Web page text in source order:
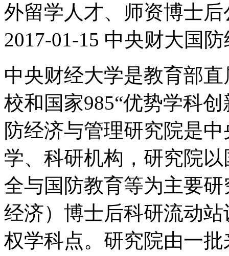
外留学人才、师资博士后
2017-01-15 中央财大国
中央财经大学是教育部
校和国家985“优势学科
防经济与管理研究院是
学、科研机构，研究院
全与国防教育等为主要
经济）博士后科研流动
权学科点。研究院由一